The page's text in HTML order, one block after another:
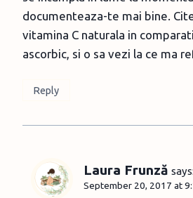
documenteaza-te mai bine.
vitamina C naturala in
ascorbic, si o sa vezi la ce ma
Reply
Laura Frunză says:
September 20, 2017 at